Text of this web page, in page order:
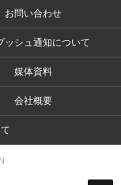
お問い合わせ
ッシュ通知について
媒体資料
会社概要